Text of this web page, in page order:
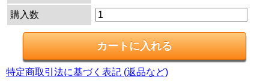
購入数
特定商取引法に基づく表記 (返品など)